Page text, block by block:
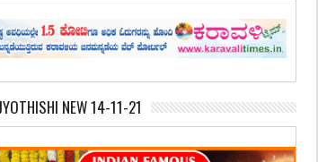
NEW 14-11-21